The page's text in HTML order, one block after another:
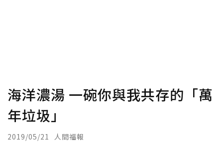
海洋濃湯 一碗你與我共存的「萬
年垃圾」
2019/05/21 人間福報